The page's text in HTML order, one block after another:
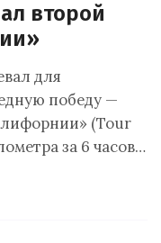
второй
для
победу —
(Tour
за 6 часов…